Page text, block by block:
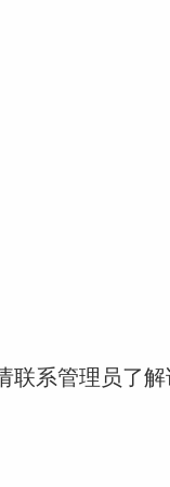
联系管理员了